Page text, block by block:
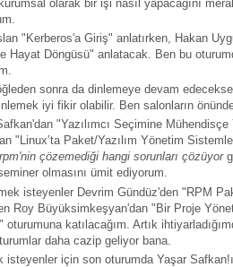
olarak bir işi nasıl yapacağını
"Kerberos'a Giriş" anlatırken, Hakan
Hayat Döngüsü" anlatacak. Ben bu
sonra da dinlemeye devam
iyi fikir olabilir. Ben salonların
"Yazılımcı Seçimine Mühendisçe
"Linux’ta Paket/Yazılım Yönetim
çözemediği hangi sorunları çözüyor
olmasını ümit ediyorum.
isteyenler Devrim Gündüz'den "RPM
Roy Büyüksimkeşyan'dan "Bir Proje
oturumuna katılacağım. Artık
daha cazip geliyor bana.
isteyenler için son oturumda Yaşar